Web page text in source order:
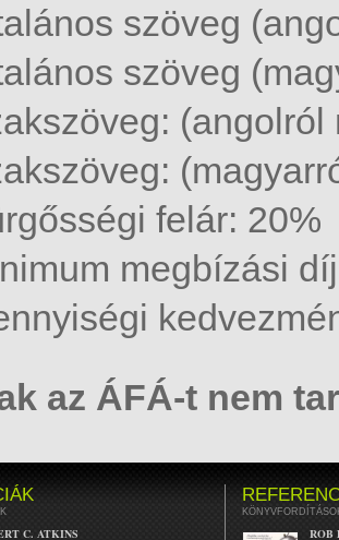
szöveg
szöveg
felár: 20%
megbízási
az ÁFÁ-t nem
C. ATKINS ROB